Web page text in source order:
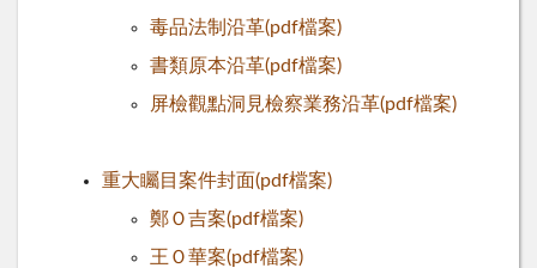
毒品法制沿革(pdf檔案)
書類原本沿革(pdf檔案)
屏檢觀點洞見檢察業務沿革(pdf檔案)
重大矚目案件封面(pdf檔案)
鄭Ｏ吉案(pdf檔案)
王Ｏ華案(pdf檔案)